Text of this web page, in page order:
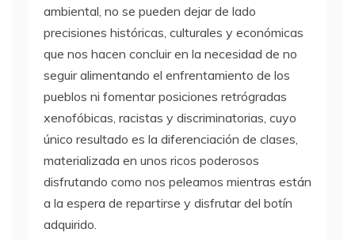
ambiental, no se pueden dejar de lado
precisiones históricas, culturales y económicas
que nos hacen concluir en la necesidad de no
seguir alimentando el enfrentamiento de los
pueblos ni fomentar posiciones retrógradas
xenofóbicas, racistas y discriminatorias, cuyo
único resultado es la diferenciación de clases,
materializada en unos ricos poderosos
disfrutando como nos peleamos mientras están
a la espera de repartirse y disfrutar del botín
adquirido.